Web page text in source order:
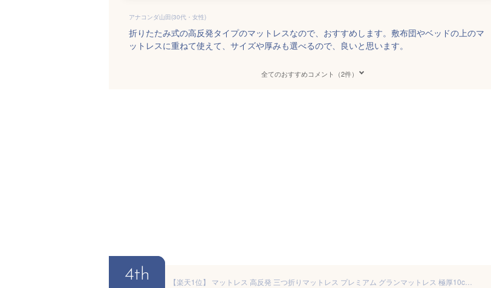
アナコンダ山田(30代・女性)
折りたたみ式の高反発タイプのマットレスなので、おすすめします。敷布団やベッドの上のマ
ットレスに重ねて使えて、サイズや厚みも選べるので、良いと思います。
全てのおすすめコメント（2件）
4th